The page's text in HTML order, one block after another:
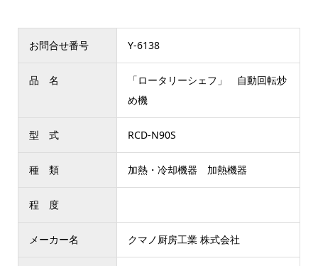
お問合せ番号 Y-6138
品 名
「ロータリーシェフ」 自動回転炒
め機
型 式 RCD-N90S
種 類 加熱・冷却機器 加熱機器
程 度
メーカー名 クマノ厨房工業 株式会社